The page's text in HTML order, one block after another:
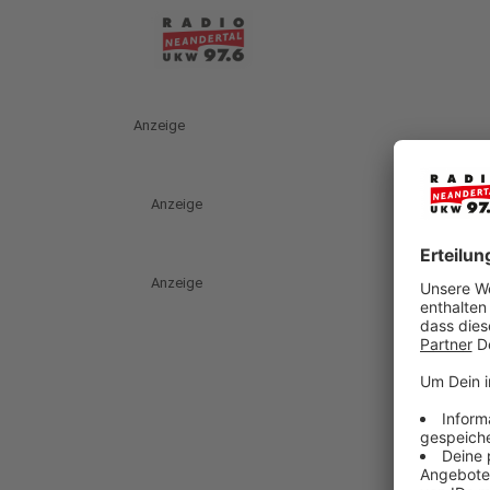
Anzeige
Anzeige
Anzeige